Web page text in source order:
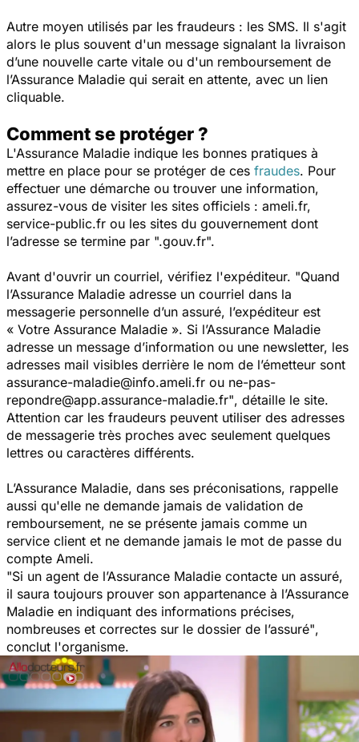
Autre moyen utilisés par les fraudeurs : les SMS. Il s'agit
alors le plus souvent d'un message signalant la livraison
d’une nouvelle carte vitale ou d'un remboursement de
l’Assurance Maladie qui serait en attente, avec un lien
cliquable.
Comment se protéger ?
L'Assurance Maladie indique les bonnes pratiques à
mettre en place pour se protéger de ces fraudes. Pour
effectuer une démarche ou trouver une information,
assurez-vous de visiter les sites officiels : ameli.fr,
service-public.fr ou les sites du gouvernement dont
l’adresse se termine par ".gouv.fr".
Avant d'ouvrir un courriel, vérifiez l'expéditeur. "Quand
l’Assurance Maladie adresse un courriel dans la
messagerie personnelle d’un assuré, l’expéditeur est
« Votre Assurance Maladie ». Si l’Assurance Maladie
adresse un message d’information ou une newsletter, les
adresses mail visibles derrière le nom de l’émetteur sont
assurance-maladie@info.ameli.fr ou ne-pas-
repondre@app.assurance-maladie.fr", détaille le site.
Attention car les fraudeurs peuvent utiliser des adresses
de messagerie très proches avec seulement quelques
lettres ou caractères différents.
L’Assurance Maladie, dans ses préconisations, rappelle
aussi qu'elle ne demande jamais de validation de
remboursement, ne se présente jamais comme un
service client et ne demande jamais le mot de passe du
compte Ameli.
"Si un agent de l’Assurance Maladie contacte un assuré,
il saura toujours prouver son appartenance à l’Assurance
Maladie en indiquant des informations précises,
nombreuses et correctes sur le dossier de l’assuré",
conclut l'organisme.